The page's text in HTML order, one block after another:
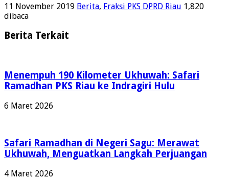
11 November 2019 Berita, Fraksi PKS DPRD Riau 1,820
dibaca
Berita Terkait
Menempuh 190 Kilometer Ukhuwah: Safari
Ramadhan PKS Riau ke Indragiri Hulu
6 Maret 2026
Safari Ramadhan di Negeri Sagu: Merawat
Ukhuwah, Menguatkan Langkah Perjuangan
4 Maret 2026